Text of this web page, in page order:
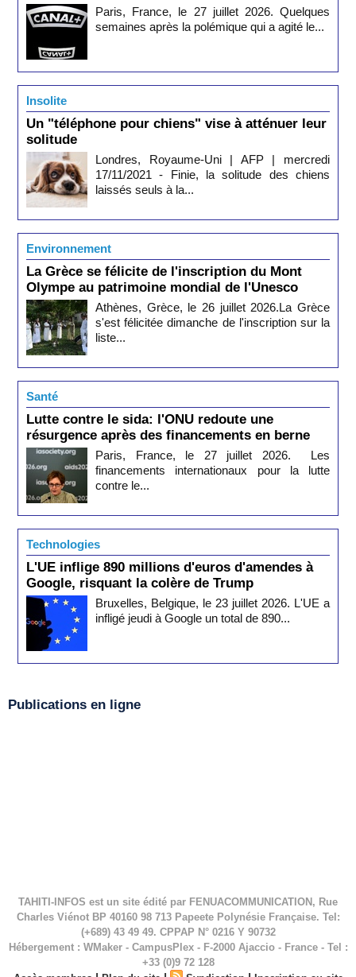
Paris, France, le 27 juillet 2026. Quelques
semaines après la polémique qui a agité le...
Insolite
Un "téléphone pour chiens" vise à atténuer leur
solitude
Londres, Royaume-Uni | AFP | mercredi
17/11/2021 - Finie, la solitude des chiens
laissés seuls à la...
Environnement
La Grèce se félicite de l'inscription du Mont
Olympe au patrimoine mondial de l'Unesco
Athènes, Grèce, le 26 juillet 2026.La Grèce
s'est félicitée dimanche de l'inscription sur la
liste...
Santé
Lutte contre le sida: l'ONU redoute une
résurgence après des financements en berne
Paris, France, le 27 juillet 2026. Les
financements internationaux pour la lutte
contre le...
Technologies
L'UE inflige 890 millions d'euros d'amendes à
Google, risquant la colère de Trump
Bruxelles, Belgique, le 23 juillet 2026. L'UE a
infligé jeudi à Google un total de 890...
Publications en ligne
TAHITI-INFOS est un site édité par FENUACOMMUNICATION, Rue
Charles Viénot BP 40160 98 713 Papeete Polynésie Française. Tel:
(+689) 43 49 49. CPPAP N° 0216 Y 90732
Hébergement : WMaker - CampusPlex - F-2000 Ajaccio - France - Tel :
+33 (0)9 72 128